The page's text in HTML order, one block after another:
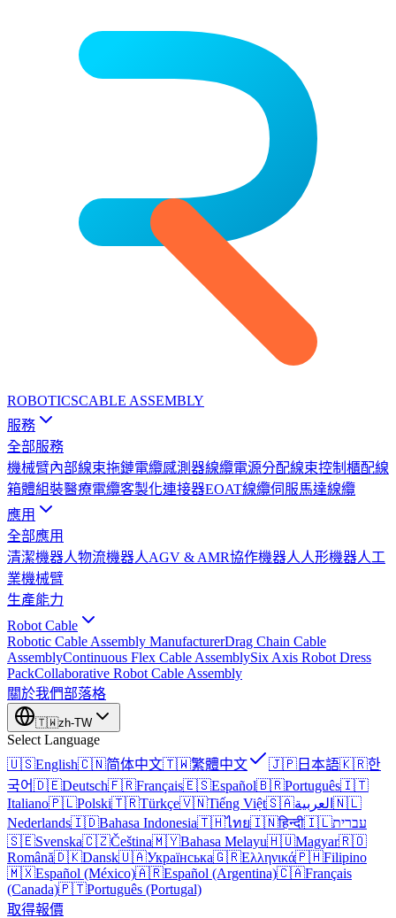
ROBOTICSCABLE ASSEMBLY
服務
全部服務
機械臂內部線束拖鏈電纜感測器線纜電源分配線束控制櫃配線
箱體組裝醫療電纜客製化連接器EOAT線纜伺服馬達線纜
應用
全部應用
清潔機器人物流機器人AGV & AMR協作機器人 人形機器人工
業機械臂
生產能力
Robot Cable
Robotic Cable Assembly ManufacturerDrag Chain Cable
AssemblyContinuous Flex Cable AssemblySix Axis Robot Dress
PackCollaborative Robot Cable Assembly
關於我們部落格
🇹🇼zh-TW
Select Language
🇺🇸English🇨🇳简体中文🇹🇼繁體中文 🇯🇵 日本語🇰🇷한
국어🇩🇪Deutsch🇫🇷Français🇪🇸Español🇧🇷Português🇮🇹
Italiano🇵🇱Polski🇹🇷Türkçe🇻🇳Tiếng Việt🇸🇦العربية 🇳🇱
Nederlands🇮🇩Bahasa Indonesia🇹🇭ไทย🇮🇳हिन्दी🇮🇱עברית
🇸🇪Svenska🇨🇿Čeština🇲🇾Bahasa Melayu🇭🇺Magyar🇷🇴
Română🇩🇰Dansk🇺🇦Українська🇬🇷Ελληνικά🇵🇭Filipino
🇲🇽Español (México)🇦🇷Español (Argentina)🇨🇦Français
(Canada)🇵🇹Português (Portugal)
取得報價